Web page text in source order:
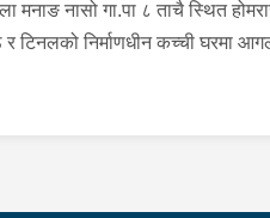
मनाङ नासो गा.पा ८ ताचै स्थित
र टिनलको निर्माणधीन कच्ची घरमा